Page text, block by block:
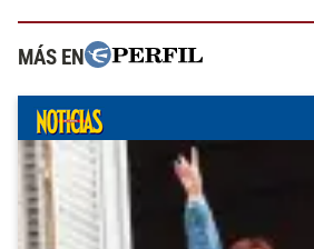
MÁS EN